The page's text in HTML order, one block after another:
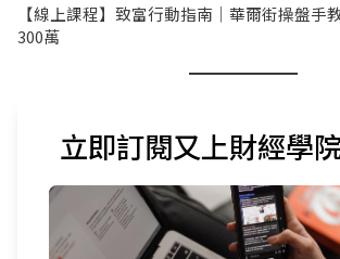
【線上課程】致富行動指南｜華爾街操盤手
300萬
立即訂閱又上財經學